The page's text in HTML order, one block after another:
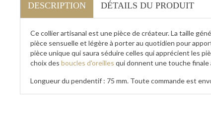
DESCRIPTION DÉTAILS DU PRODUIT
Ce collier artisanal est une pièce de créateur. La taille
pièce sensuelle et légère à porter au quotidien pour
pièce unique qui saura séduire celles qui apprécient les
choix des boucles d'oreilles qui donnent une touche finale
Longueur du pendentif : 75 mm. Toute commande est